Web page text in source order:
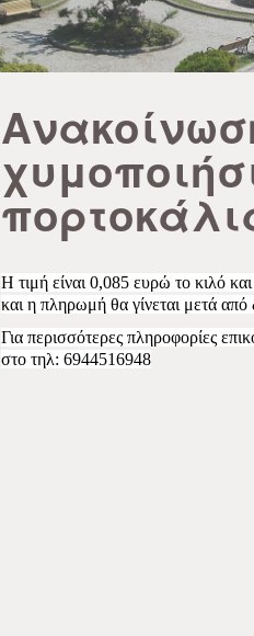
Η τιμή είναι 0,085 ευρώ το κιλό
και η πληρωμή θα γίνεται μετά από
Για περισσότερες πληροφορίες
στο τηλ: 6944516948